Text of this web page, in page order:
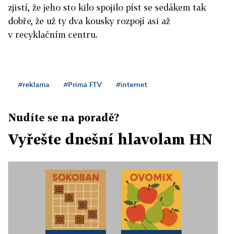
zjistí, že jeho sto kilo spojilo píst se sedákem tak
dobře, že už ty dva kousky rozpojí asi až
v recyklačním centru.
#reklama #Prima FTV #internet
Nudíte se na poradě?
Vyřešte dnešní hlavolam HN